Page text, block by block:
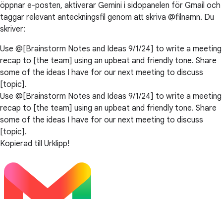
öppnar e-posten, aktiverar Gemini i sidopanelen för Gmail och
taggar relevant anteckningsfil genom att skriva @filnamn. Du
skriver:
Use @[Brainstorm Notes and Ideas 9/1/24] to write a meeting
recap to [the team] using an upbeat and friendly tone. Share
some of the ideas I have for our next meeting to discuss
[topic].
Use @[Brainstorm Notes and Ideas 9/1/24] to write a meeting
recap to [the team] using an upbeat and friendly tone. Share
some of the ideas I have for our next meeting to discuss
[topic].
Kopierad till Urklipp!